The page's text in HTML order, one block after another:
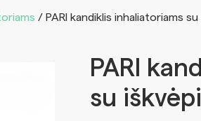
/ PARI kandiklis inhaliatoriams
PARI
su